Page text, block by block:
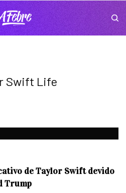
Swift Life
de Taylor Swift devido
Trump